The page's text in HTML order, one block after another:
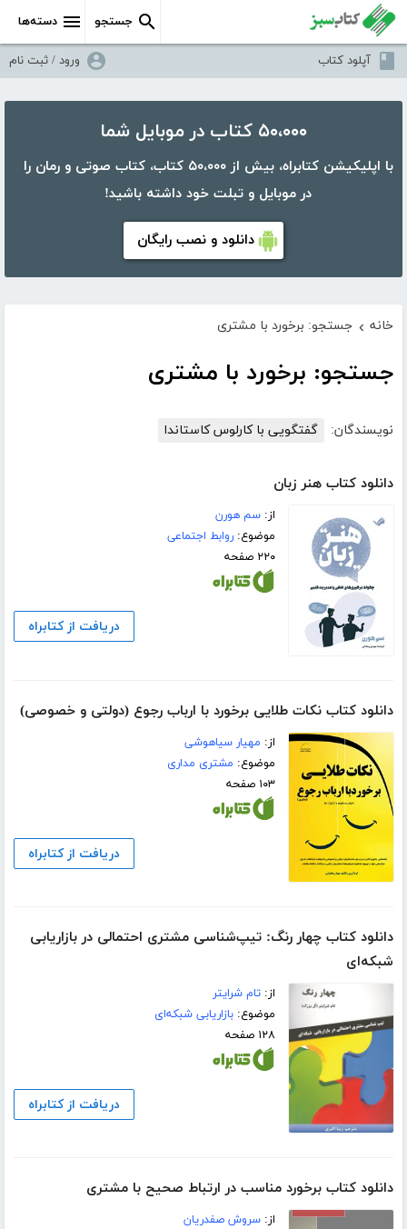
دسته‌ها جستجو
آپلود کتاب ورود / ثبت نام
۵۰،۰۰۰ کتاب در موبایل شما
با اپلیکیشن کتابراه، بیش از ۵۰،۰۰۰ کتاب، کتاب صوتی و رمان را
در موبایل و تبلت خود داشته باشید!
دانلود و نصب رایگان
خانه › جستجو: برخورد با مشتری
جستجو: برخورد با مشتری
نویسندگان: گفتگویی با کارلوس کاستاندا
دانلود کتاب هنر زبان
از:سم هورن
موضوع:روابط اجتماعی
۲۲۰ صفحه
دریافت از کتابراه
دانلود کتاب نکات طلایی برخورد با ارباب رجوع (دولتی و خصوصی)
از: مهیار سیاهوشی
موضوع: مشتری مداری
۱۰۳ صفحه
دریافت از کتابراه
دانلود کتاب چهار رنگ: تیپ‌شناسی مشتری احتمالی در بازاریابی
شبکه‌ای
از:تام شرایتر
موضوع:بازاریابی شبکه‌ای
۱۲۸ صفحه
دریافت از کتابراه
دانلود کتاب برخورد مناسب در ارتباط صحیح با مشتری
از:سروش صفدریان